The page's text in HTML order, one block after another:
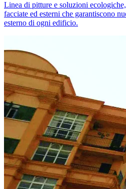
Linea di pitture e soluzioni
facciate ed esterni che garantiscono
esterno di ogni edificio.